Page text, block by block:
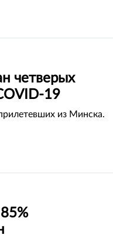
четверых
19
из Минска.